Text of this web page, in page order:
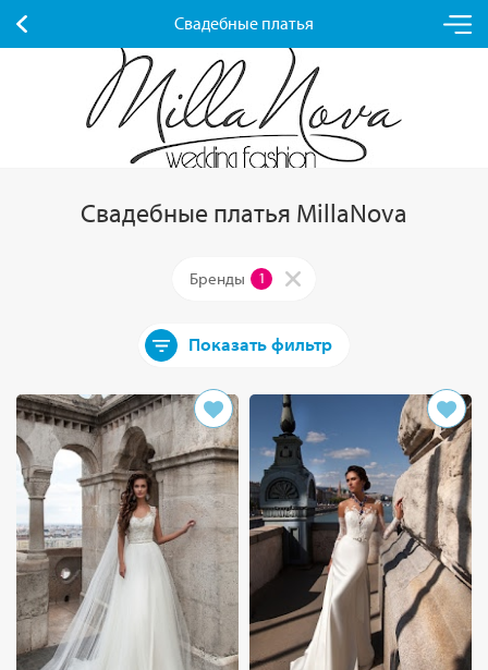
Свадебные платья
Свадебные платья MillaNova
Бренды 1
Показать фильтр